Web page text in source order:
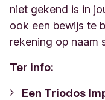
niet gekend is in
ook een bewijs te
rekening op naam
Ter info:
Een Triodos